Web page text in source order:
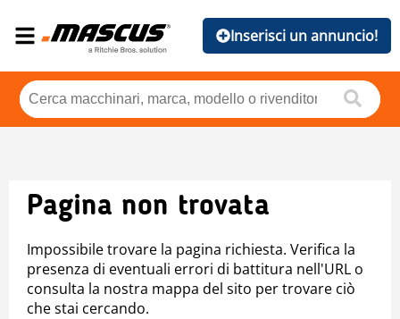
Inserisci un annuncio!
Pagina non trovata
Impossibile trovare la pagina richiesta. Verifica la
presenza di eventuali errori di battitura nell'URL o
consulta la nostra mappa del sito per trovare ciò
che stai cercando.